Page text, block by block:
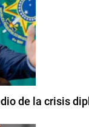
de la crisis